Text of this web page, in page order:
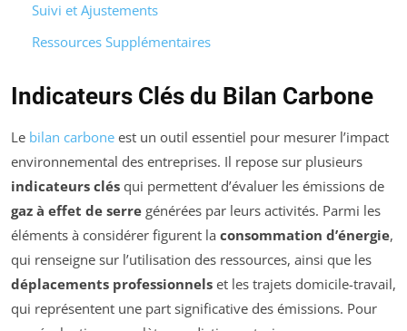
Suivi et Ajustements
Ressources Supplémentaires
Indicateurs Clés du Bilan Carbone
Le bilan carbone est un outil essentiel pour mesurer l’impact
environnemental des entreprises. Il repose sur plusieurs
indicateurs clés qui permettent d’évaluer les émissions de
gaz à effet de serre générées par leurs activités. Parmi les
éléments à considérer figurent la consommation d’énergie,
qui renseigne sur l’utilisation des ressources, ainsi que les
déplacements professionnels et les trajets domicile-travail,
qui représentent une part significative des émissions. Pour